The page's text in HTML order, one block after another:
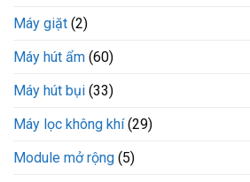
Máy giặt (2)
Máy hút ẩm (60)
Máy hút bụi (33)
Máy lọc không khí(29)
Module mở rộng (5)